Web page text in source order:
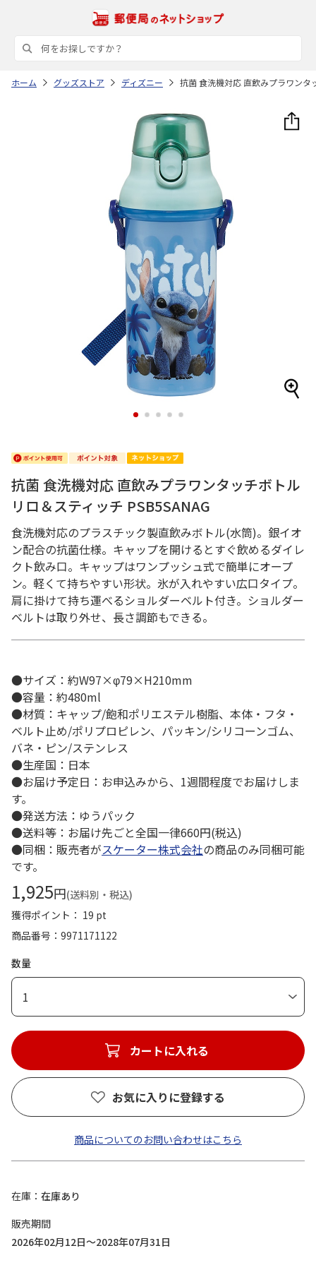
ホーム グッズストア ディズニー 抗菌 食洗機対応 直飲みプラワンタ
1 2 3 4 5
抗菌 食洗機対応 直飲みプラワンタッチボトル
リロ＆スティッチ PSB5SANAG
食洗機対応のプラスチック製直飲みボトル(水筒)。銀イオ
ン配合の抗菌仕様。キャップを開けるとすぐ飲めるダイレ
クト飲み口。キャップはワンプッシュ式で簡単にオープ
ン。軽くて持ちやすい形状。氷が入れやすい広口タイプ。
肩に掛けて持ち運べるショルダーベルト付き。ショルダー
ベルトは取り外せ、長さ調節もできる。
●サイズ：約W97×φ79×H210mm
●容量：約480ml
●材質：キャップ/飽和ポリエステル樹脂、本体・フタ・
ベルト止め/ポリプロピレン、パッキン/シリコーンゴム、
バネ・ピン/ステンレス
●生産国：日本
●お届け予定日：お申込みから、1週間程度でお届けしま
す。
●発送方法：ゆうパック
●送料等：お届け先ごと全国一律660円(税込)
●同梱：販売者がスケーター株式会社の商品のみ同梱可能
です。
1,925円(送料別・税込)
獲得ポイント： 19 pt
商品番号
9971171122
数量
1
カートに入れる
お気に入りに登録する
商品についてのお問い合わせはこちら
在庫
在庫あり
販売期間
2026年02月12日～2028年07月31日